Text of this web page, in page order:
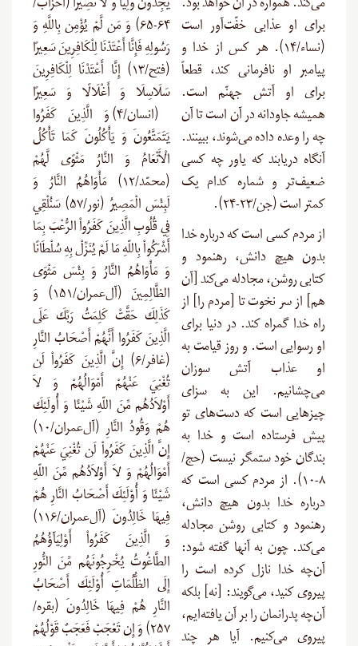
می‌کند. همواره در آن خواهد بود.
برای او عذابی خفّت‌آور است
(نساء/۱۴). هر کس از خدا و
پیامبر او نافرمانی کند، قطعاً
برای او آتش جهنّم است.
همیشه جاودانه در آن است تا آن
چه را وعده داده می‌شوند، ببینند.
آنگاه دریابند که یاور چه کسی
ضعیف‌تر و شماره کدام یک
کمتر است (جن/۲۳-۲۴).
از مردم کسی است که درباره خدا
بدون هیچ دانش، رهنمود و
کتابی روشن، مجادله می‌کند [آن
هم] از سر نخوت تا [مردم را] از
راه خدا گمراه کند. در دنیا برای
او رسوایی است. و روز قیامت به
او عذاب آتش سوزان
می‌چشانیم. این به سزای
چیزهایی است که دست‌های تو
پیش فرستاده است و خدا به
بندگان خود ستمگر نیست (حج/
۸-۱۰). از مردم کسی است که
درباره خدا بدون هیچ دانش،
رهنمود و کتابی روشن مجادله
می‌کند. چون به آنها گفته شود:
آن‌چه خدا نازل کرده است را
پیروی کنید، می‌گویند: [نه] بلکه
آن‌چه پدرانمان را بر آن یافته‌ایم،
پیروی می‌کنیم. آیا هر چند
يَجِدُونَ وَلِيًّا وَ لَا نَصِيرًا (احزاب/
۶۴-۶۵) وَ مَن لَّمْ يُؤْمِن بِاللَّهِ وَ
رَسُولِهِ فَإِنَّا أَعْتَدْنَا لِلْكَافِرِينَ سَعِيرًا
(فتح/۱۳) إِنَّا أَعْتَدْنَا لِلْكَافِرِينَ
سَلَاسِلَا وَ أَغْلَالًا وَ سَعِيرًا
(انسان/۴) وَ الَّذِينَ كَفَرُوا
يَتَمَتَّعُونَ وَ يَأْكُلُونَ كَمَا تَأْكُلُ
الْأَنْعَامُ وَ النَّارُ مَثْوًى لَّهُمْ
(محمّد/۱۲) مَأْوَاهُمُ النَّارُ وَ
لَبِئْسَ الْمَصِيرُ (نور/۵۷) سَنُلْقِي
فِي قُلُوبِ الَّذِينَ كَفَرُواْ الرُّعْبَ بِمَا
أَشْرَكُواْ بِاللّهِ مَا لَمْ يُنَزِّلْ بِهِ سُلْطَانًا
وَ مَأْوَاهُمُ النَّارُ وَ بِئْسَ مَثْوَى
الظَّالِمِينَ (آل‌عمران/۱۵۱) وَ
كَذَلِكَ حَقَّتْ كَلِمَتُ رَبِّكَ عَلَى
الَّذِينَ كَفَرُوا أَنَّهُمْ أَصْحَابُ النَّارِ
(غافر/۶) إِنَّ الَّذِينَ كَفَرُواْ لَن
تُغْنِيَ عَنْهُمْ أَمْوَالُهُمْ وَ لاَ
أَوْلاَدُهُم مِّنَ اللّهِ شَيْئًا وَ أُولَئِكَ
هُمْ وَقُودُ النَّارِ (آل‌عمران/۱۰)
إِنَّ الَّذِينَ كَفَرُواْ لَن تُغْنِيَ عَنْهُمْ
أَمْوَالُهُمْ وَ لاَ أَوْلاَدُهُم مِّنَ اللّهِ
شَيْئًا وَ أُوْلَئِكَ أَصْحَابُ النَّارِ هُمْ
فِيهَا خَالِدُونَ (آل‌عمران/۱۱۶)
وَ الَّذِينَ كَفَرُواْ أَوْلِيَآؤُهُمُ
الطَّاغُوتُ يُخْرِجُونَهُم مِّنَ النُّورِ
إِلَى الظُّلُمَاتِ أُوْلَئِكَ أَصْحَابُ
النَّارِ هُمْ فِيهَا خَالِدُونَ (بقره/
۲۵۷) وَ إِن تَعْجَبْ فَعَجَبٌ قَوْلُهُمْ